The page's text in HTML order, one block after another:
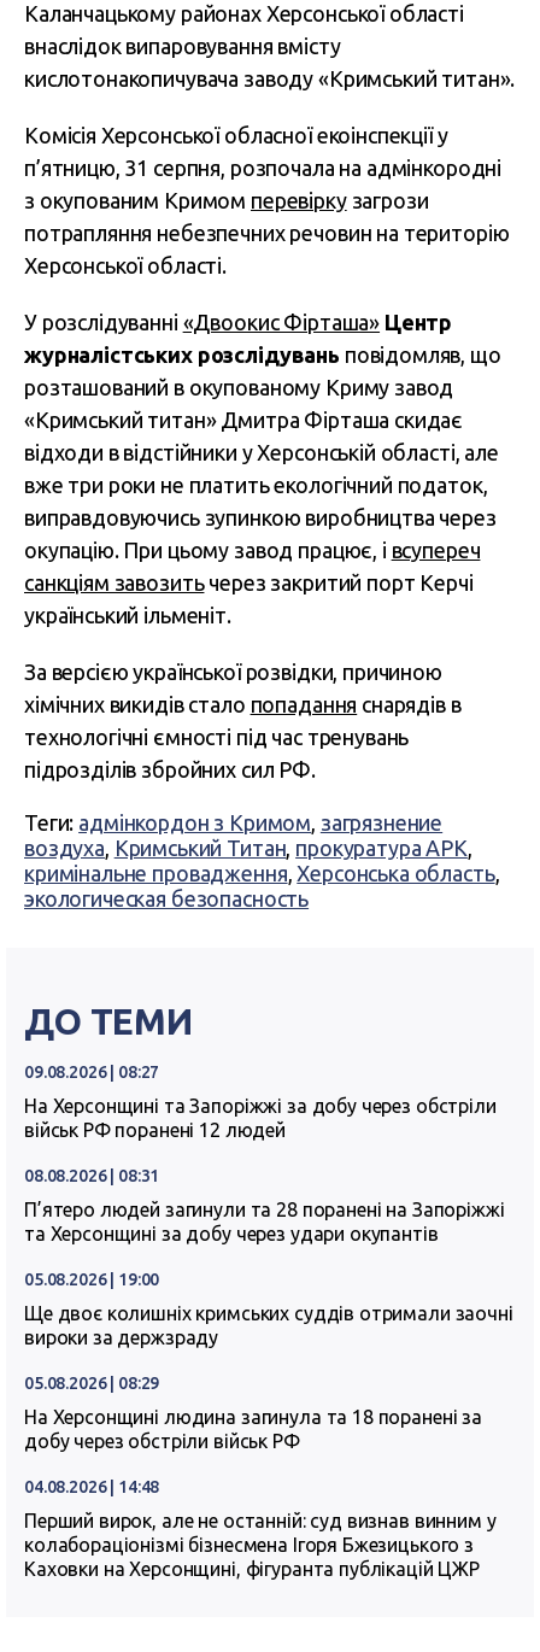
Каланчацькому районах Херсонської області
внаслідок випаровування вмісту
кислотонакопичувача заводу «Кримський титан».
Комісія Херсонської обласної екоінспекції у
п’ятницю, 31 серпня, розпочала на адмінкородні
з окупованим Кримом перевіркузагрози
потрапляння небезпечних речовин на територію
Херсонської області.
У розслідуванні «Двоокис Фірташа» Центр
журналістських розслідувань повідомляв, що
розташований в окупованому Криму завод
«Кримський титан» Дмитра Фірташа скидає
відходи в відстійники у Херсонській області, але
вже три роки не платить екологічний податок,
виправдовуючись зупинкою виробництва через
окупацію. При цьому завод працює, і всупереч
санкціям завозитьчерез закритий порт Керчі
український ільменіт.
За версією української розвідки, причиною
хімічних викидів стало попадання снарядів в
технологічні ємності під час тренувань
підрозділів збройних сил РФ.
Теги: адмінкордон з Кримом, загрязнение
воздуха, Кримський Титан, прокуратура АРК,
кримінальне провадження,Херсонська область,
экологическая безопасность
ДО ТЕМИ
09.08.2026 | 08:27
На Херсонщині та Запоріжжі за добу через обстріли
військ РФ поранені 12 людей
08.08.2026 | 08:31
П’ятеро людей загинули та 28 поранені на Запоріжжі
та Херсонщині за добу через удари окупантів
05.08.2026 | 19:00
Ще двоє колишніх кримських суддів отримали заочні
вироки за держзраду
05.08.2026 | 08:29
На Херсонщині людина загинула та 18 поранені за
добу через обстріли військ РФ
04.08.2026 | 14:48
Перший вирок, але не останній: суд визнав винним у
колабораціонізмі бізнесмена Ігоря Бжезицького з
Каховки на Херсонщині, фігуранта публікацій ЦЖР